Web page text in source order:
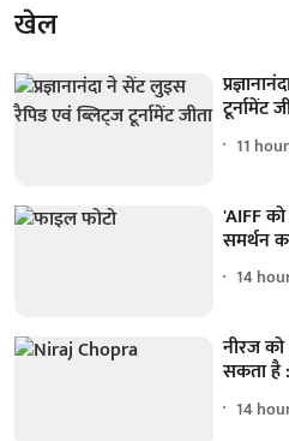
खेल
टूर्नामेंट
11
'AIFF
समर्थन
14
नीरज
सकता है
14